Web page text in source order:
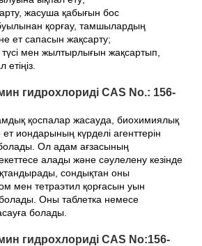
жасуша қабығын бос
қорғау, тамшылардың
ет сапасын жақсарту;
мен жылтырлығын жақсартып,
гидрохлориді CAS No.: 156-
қоспалар жасауда, биохимиялық
иондарының күрделі агенттерін
Ол адам ағзасының
алады және сәулелену кезінде
сондықтан оны
мен тетраэтил қорғасын уын
Оны таблетка немесе
болады.
гидрохлориді CAS No:156-